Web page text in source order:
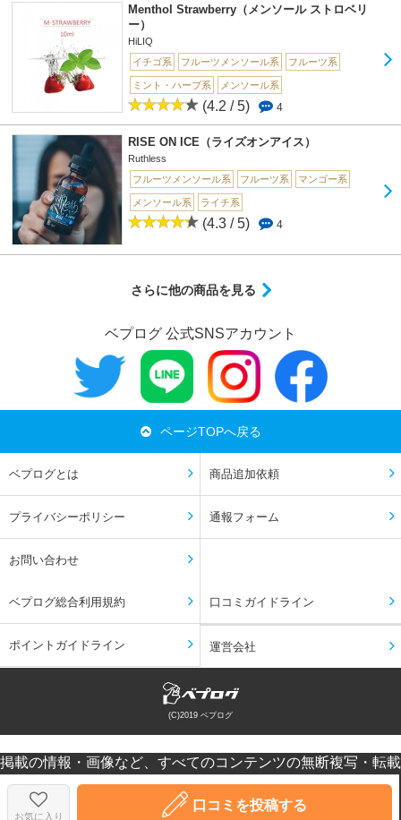
Menthol Strawberry（メンソール ストロベリ
ー）
HiLIQ
イチゴ系
フルーツメンソール系 フルーツ系
ミント・ハーブ系 メンソール系
(4.2 / 5) 4
RISE ON ICE（ライズオンアイス）
Ruthless
フルーツメンソール系
フルーツ系 マンゴー系
メンソール系 ライチ系
(4.3 / 5) 4
さらに他の商品を見る
お気に入り
口コミを投稿する
ベプログ 公式SNSアカウント
ページTOPへ戻る
ベプログとは 商品追加依頼
プライバシーポリシー 通報フォーム
お問い合わせ
ベプログ総合利用規約 口コミガイドライン
ポイントガイドライン 運営会社
(C)2019 ベプログ
掲載の情報・画像など、すべてのコンテンツの無断複写・転載
を禁じます。
口コミなどの投稿はあくまで投稿者の感想です。個人差があり